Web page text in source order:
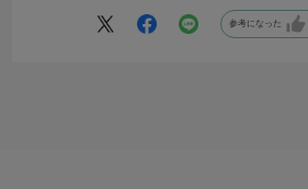
りでいいです!
参考になった